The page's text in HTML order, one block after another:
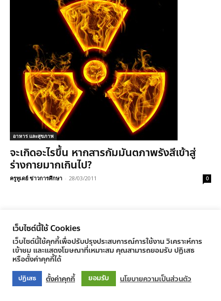
อาหาร และสุขภาพ
จะเกิดอะไรขึ้น หากสารกัมมันตภาพรังสีเข้าสู่
ร่างกายมากเกินไป?
ครูทูเดย์ ข่าวการศึกษา - 28/03/2011 0
© Newspaper WordPress Theme by TagDiv
เว็บไซต์นี้ใช้ Cookies
เว็บไซต์นี้ใช้คุกกี้เพื่อปรับปรุงประสบการณ์การใช้งาน วิเคราะห์การ
เข้าชม และแสดงโฆษณาที่เหมาะสม คุณสามารถยอมรับ ปฏิเสธ
หรือตั้งค่าคุกกี้ได้
ปฏิเสธ ตั้งค่าคุกกี้ ยอมรับ นโยบายความเป็นส่วนตัว